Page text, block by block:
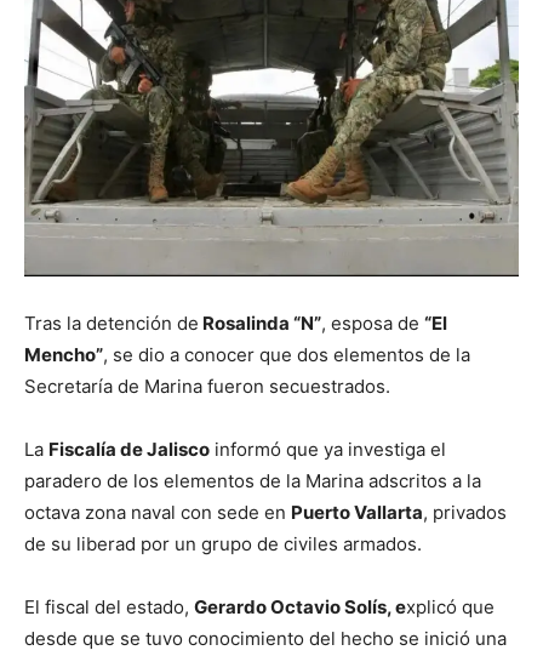
Tras la detención de Rosalinda “N”, esposa de “El
Mencho”, se dio a conocer que dos elementos de la
Secretaría de Marina fueron secuestrados.
La Fiscalía de Jalisco informó que ya investiga el
paradero de los elementos de la Marina adscritos a la
octava zona naval con sede en Puerto Vallarta, privados
de su liberad por un grupo de civiles armados.
El fiscal del estado, Gerardo Octavio Solís, explicó que
desde que se tuvo conocimiento del hecho se inició una